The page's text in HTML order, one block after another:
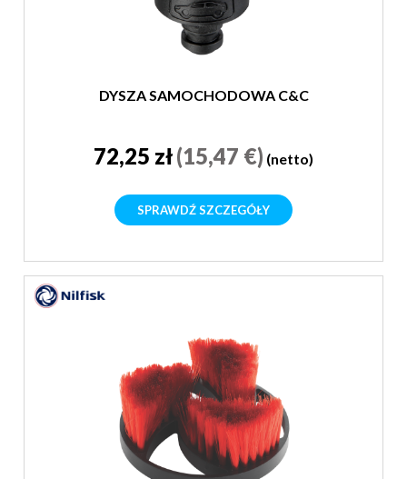
DYSZA SAMOCHODOWA C&C
72,25 zł(15,47 €) (netto)
SPRAWDŹ SZCZEGÓŁY